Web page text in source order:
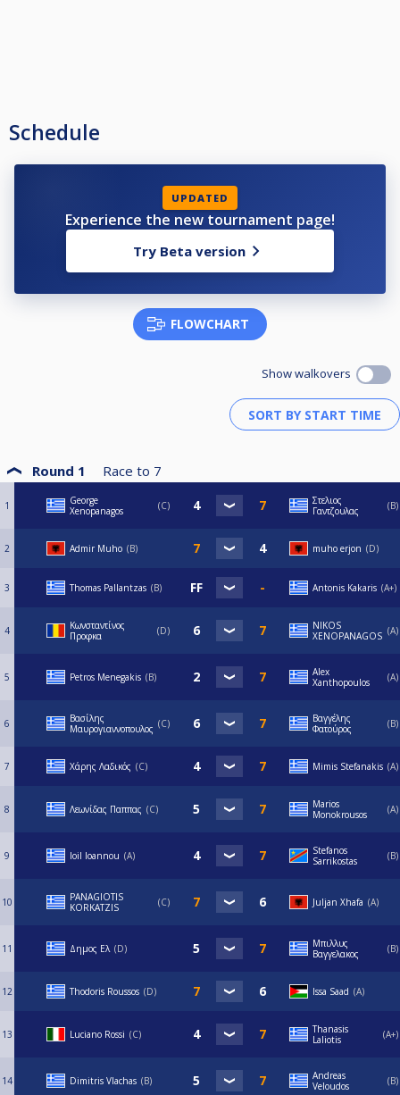
chosen players when the tournament reaches the quarter-final level.
The whole process will take place during the pre-tournament handicap
Schedule
UPDATED
Experience the new tournament page!
Try Beta version
FLOWCHART
Show walkovers
Round 1 Race to 7
1
George
Xenopanagos
C
Στελιος
Γαντζουλας
B
2 Admir Muho B muho erjon D
3 Thomas Pallantzas B Antonis Kakaris A+
4
Κωνσταντίνος
Προφκα
D
NIKOS
XENOPANAGOS
A
5 Petros Menegakis B
Alex
Xanthopoulos
A
6
Βασίλης
Μαυρογιαννοπουλος
C
Βαγγέλης
Φατούρος
B
7 Χάρης Λαδικός C Mimis Stefanakis A
8 Λεωνίδας Παππας C
Marios
Monokrousos
A
9 Ioil Ioannou A
Stefanos
Sarrikostas
Β
10
PANAGIOTIS
KORKATZIS
C Juljan Xhafa A
11 Δημος Ελ D
Μπιλλυς
Βαγγελακος
B
12 Thodoris Roussos D Issa Saad Α
13 Luciano Rossi C
Thanasis
Laliotis
A+
14 Dimitris Vlachas B
Andreas
Veloudos
B